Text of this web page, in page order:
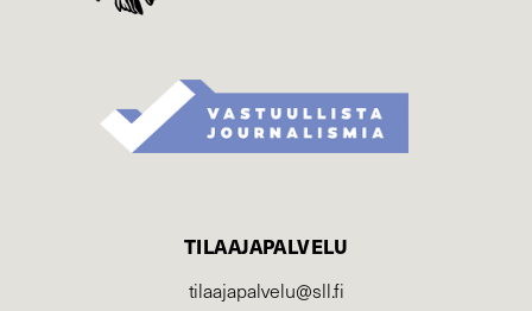
TILAAJAPALVELU
tilaajapalvelu@sll.fi